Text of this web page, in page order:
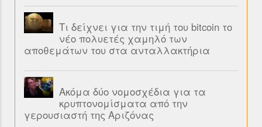
Τι δείχνει για την τιμή του bitcoin το
νέο πολυετές χαμηλό των
αποθεμάτων του στα ανταλλακτήρια
Ακόμα δύο νομοσχέδια για τα
κρυπτονομίσματα από την
γερουσιαστή της Αριζόνας